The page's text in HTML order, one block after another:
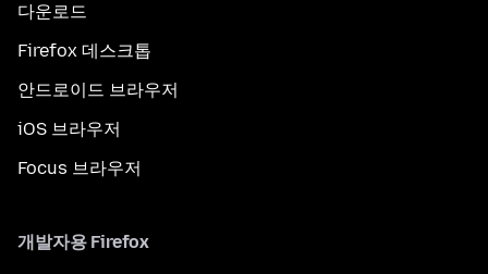
다운로드
Firefox 데스크톱
안드로이드 브라우저
iOS 브라우저
Focus 브라우저
개발자용 Firefox